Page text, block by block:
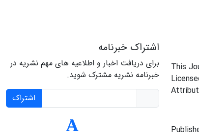
This
اشتراک خبرنامه
برای دریافت اخبار و اطلاعیه های مهم نشریه در
خبرنامه نشریه مشترک شوید.
اشتراک